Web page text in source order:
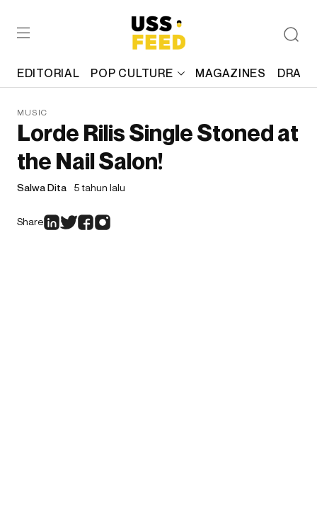
EDITORIAL POP CULTURE MAGAZINES
MUSIC
Lorde Rilis Single Stoned at
the Nail Salon!
Salwa Dita 5 tahun lalu
Share